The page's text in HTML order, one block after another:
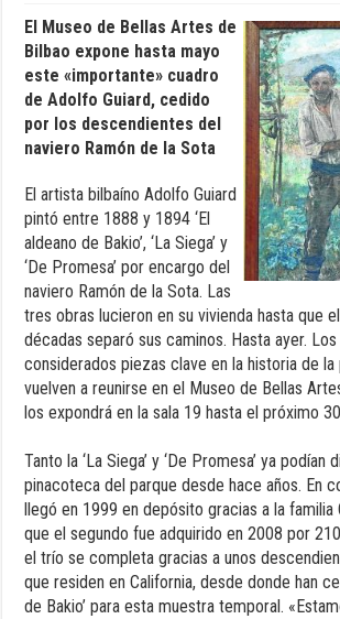
El Museo de Bellas Artes de
Bilbao expone hasta mayo
este «importante» cuadro
de Adolfo Guiard, cedido
por los descendientes del
naviero Ramón de la Sota
El artista bilbaíno Adolfo Guiard
pintó entre 1888 y 1894 ‘El
aldeano de Bakio’, ‘La Siega’ y
‘De Promesa’ por encargo del
naviero Ramón de la Sota. Las
tres obras lucieron en su vivienda hasta que
décadas separó sus caminos. Hasta ayer.
considerados piezas clave en la historia de la
vuelven a reunirse en el Museo de Bellas
los expondrá en la sala 19 hasta el próximo
Tanto la ‘La Siega’ y ‘De Promesa’ ya podían
pinacoteca del parque desde hace años. En
llegó en 1999 en depósito gracias a la familia
que el segundo fue adquirido en 2008 por
el trío se completa gracias a unos
que residen en California, desde donde han
de Bakio’ para esta muestra temporal.